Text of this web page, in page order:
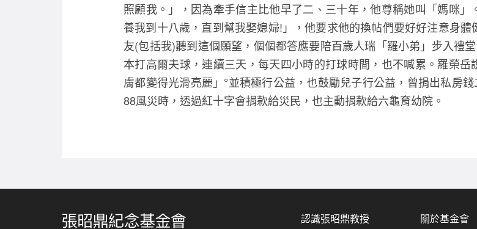
照顧我。」，因為牽手信主比他早了二、三十年，他尊稱她叫「媽咪
養我到十八歲，直到幫我娶媳婦!」，他要求他的換帖們要好好注意身
友(包括我)聽到這個願望，個個都答應要陪百歲人瑞「羅小弟」步入禮
本打高爾夫球，連續三天，每天四小時的打球時間，也不喊累。羅榮
膚都變得光滑亮麗」°並積極行公益，也鼓勵兒子行公益，曾捐出私房
88風災時，透過紅十字會捐款給災民，也主動捐款給六龜育幼院。
認識張昭鼎教授 關於基金會